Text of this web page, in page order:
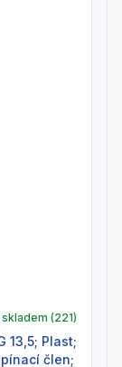
skladem (221)
člen;